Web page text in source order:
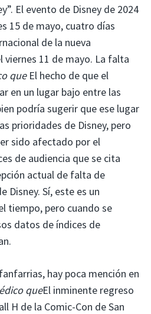
El evento de Disney de 2024
15 de mayo, cuatro días
de la nueva
11 de mayo. La falta
queEl hecho de que el
en un lugar bajo entre las
podría sugerir que ese lugar
prioridades de Disney, pero
sido afectado por el
de audiencia que se cita
actual de falta de
Disney. Sí, este es un
tiempo, pero cuando se
datos de índices de
hay poca mención en
queEl inminente regreso
H de la Comic-Con de San